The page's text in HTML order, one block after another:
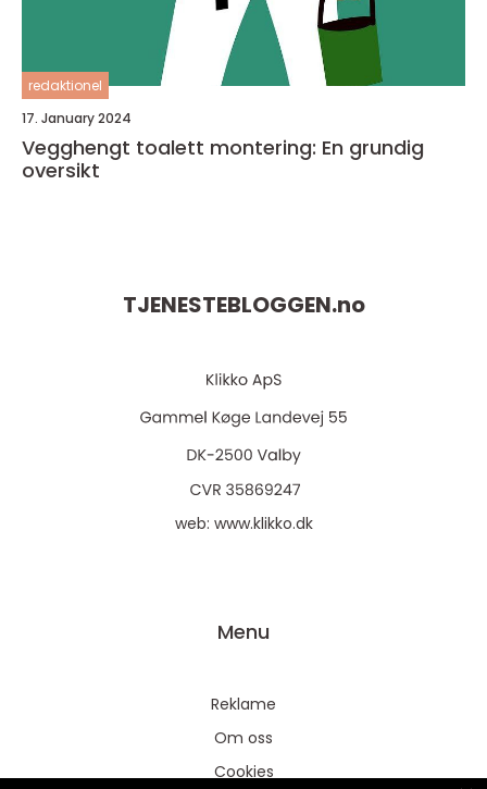
redaktionel
17. January 2024
Vegghengt toalett montering: En grundig
oversikt
TJENESTEBLOGGEN.no
web: www.klikko.dk
Menu
Reklame
Om oss
Cookies